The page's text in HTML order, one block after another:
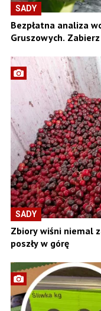
SADY
Bezpłatna analiza
Gruszowych.
SADY
Zbiory wiśni niemal
poszły w górę